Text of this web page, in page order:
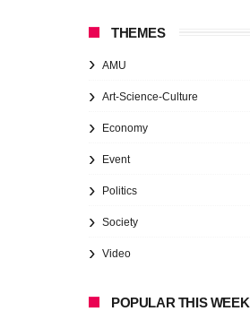
THEMES
AMU
Art-Science-Culture
Economy
Event
Politics
Society
Video
POPULAR THIS WEEK